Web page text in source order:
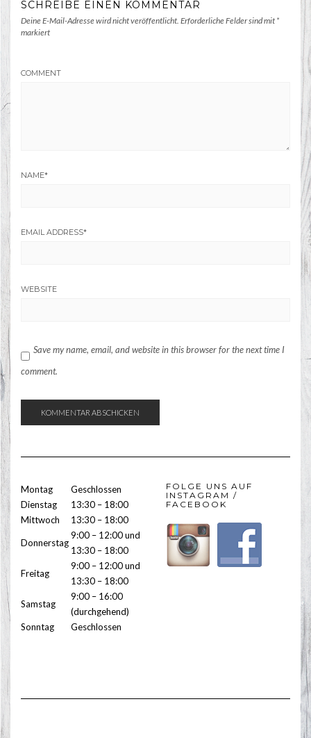
SCHREIBE EINEN KOMMENTAR
Deine E-Mail-Adresse wird nicht veröffentlicht. Erforderliche Felder sind mit *
markiert
COMMENT
NAME*
EMAIL ADDRESS*
WEBSITE
Save my name, email, and website in this browser for the next time I
comment.
Montag
Geschlossen
Dienstag
13:30 – 18:00
Mittwoch
13:30 – 18:00
Donnerstag
9:00 – 12:00 und
13:30 – 18:00
Freitag
9:00 – 12:00 und
13:30 – 18:00
Samstag
9:00 – 16:00
(durchgehend)
Sonntag
Geschlossen
FOLGE UNS AUF
INSTAGRAM /
FACEBOOK